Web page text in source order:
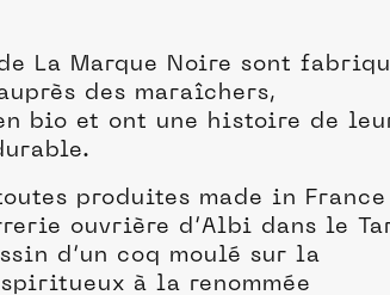
La Marque Noire sont
des maraîchers,
bio et ont une histoire de
produites made in
ouvrière d’Albi dans le
d’un coq moulé sur la
à la renommée